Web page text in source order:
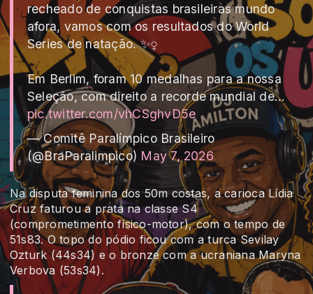
recheado de conquistas brasileiras mundo
afora, vamos com os resultados do World
Series de natação. ✨‍♀️
Em Berlim, foram 10 medalhas para a nossa
Seleção, com direito a recorde mundial de…
pic.twitter.com/vhCSghvD5e
— Comitê Paralímpico Brasileiro
(@BraParalimpico) May 7, 2026
Na disputa feminina dos 50m costas, a carioca Lídia
Cruz faturou a prata na classe S4
(comprometimento físico-motor), com o tempo de
51s83. O topo do pódio ficou com a turca Sevilay
Ozturk (44s34) e o bronze com a ucraniana Maryna
Verbova (53s34).